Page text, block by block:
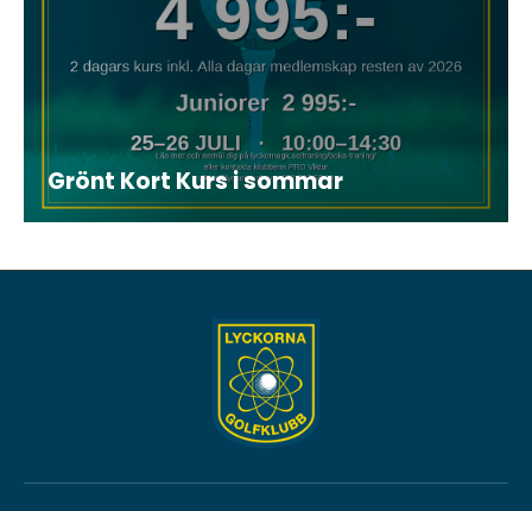
Grönt Kort Kurs i sommar